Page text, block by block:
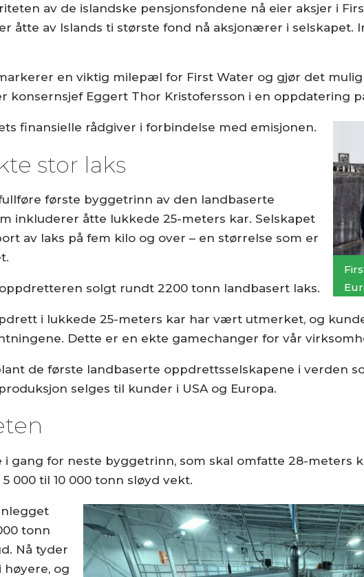
av de islandske pensjonsfondene nå eier aksjer i
åtte av Islands ti største fond nå aksjonærer i selskapet.
en viktig milepæl for First Water og gjør det
konsernsjef Eggert Thor Kristofersson i en oppdatering
finansielle rådgiver i forbindelse med emisjonen.
stor laks
første byggetrinn av den landbaserte
inkluderer åtte lukkede 25-meters kar. Selskapet
av laks på fem kilo og over – en størrelse som er
solgt rundt 2200 tonn landbasert laks.
i lukkede 25-meters kar har vært utmerket, og
Dette er en ekte gamechanger for vår
de første landbaserte oppdrettsselskapene i verden
selges til kunder i USA og Europa.
gang for neste byggetrinn, som skal omfatte 28-meters
000 til 10 000 tonn sløyd vekt.
tonn
Nå tyder
høyere, og